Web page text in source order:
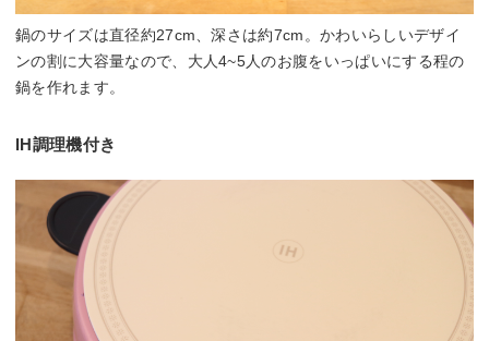
鍋のサイズは直径約27cm、深さは約7cm。かわいらしいデザイ
ンの割に大容量なので、大人4~5人のお腹をいっぱいにする程の
鍋を作れます。
IH調理機付き